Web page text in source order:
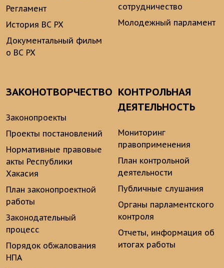
Регламент
История ВС РХ
Документальный фильм
о ВС РХ
сотрудничество
Молодежный парламент
ЗАКОНОТВОРЧЕСТВО
Законопроекты
Проекты постановлений
Нормативные правовые
акты Республики
Хакасия
План законопроектной
работы
Законодательный
процесс
Порядок обжалования
НПА
КОНТРОЛЬНАЯ
ДЕЯТЕЛЬНОСТЬ
Мониторинг
правоприменения
План контрольной
деятельности
Публичные слушания
Органы парламентского
контроля
Отчеты, информация об
итогах работы